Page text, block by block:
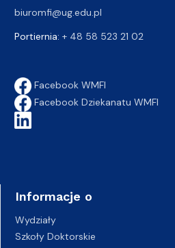
biuromfi@ug.edu.pl
Portiernia: + 48 58 523 21 02
Facebook WMFI
Facebook Dziekanatu WMFI
Informacje o
Wydziały
Szkoły Doktorskie